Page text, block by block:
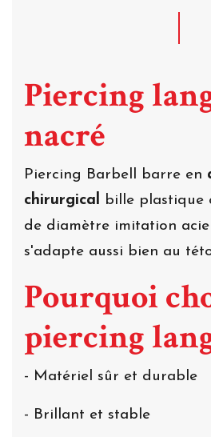
Piercing
nacré
Piercing Barbell barre en
chirurgical
bille plastique
de diamètre imitation
s'adapte aussi bien au
Pourquoi
piercing
- Matériel sûr et durable
- Brillant et stable